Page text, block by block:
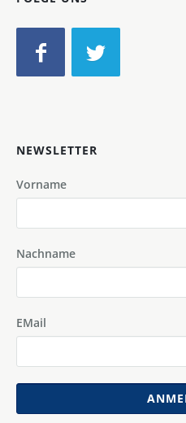
NEWSLETTER
Vorname
Nachname
EMail